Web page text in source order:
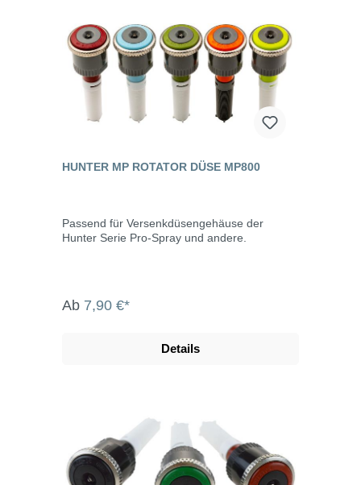
HUNTER MP ROTATOR DÜSE MP800
Passend für Versenkdüsengehäuse der
Hunter Serie Pro-Spray und andere.
Ab 7,90 €*
Details